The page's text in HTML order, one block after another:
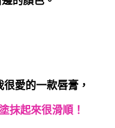
很愛的一款唇膏，
抹起來很滑順！